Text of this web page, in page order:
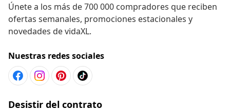
Únete a los más de 700 000 compradores que reciben
ofertas semanales, promociones estacionales y
novedades de vidaXL.
Nuestras redes sociales
Desistir del contrato